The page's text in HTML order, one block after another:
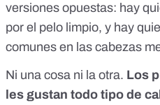
versiones opuestas: hay
por el pelo limpio, y hay
comunes en las cabezas
Ni una cosa ni la otra. Los
les gustan todo tipo de